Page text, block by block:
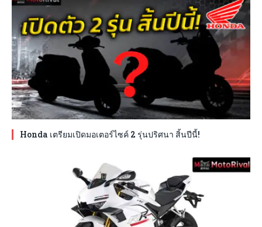
Honda เตรียมเปิดมอเตอร์ไซค์ 2 รุ่นปริศนา สิ้นปีนี้!